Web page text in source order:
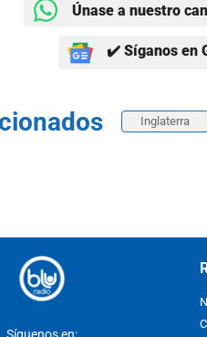
Únase a nuestro
✔️ Síganos en
Inglaterra